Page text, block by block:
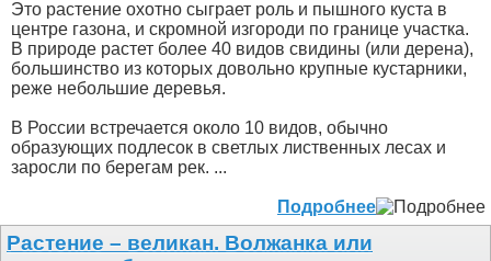
Это растение охотно сыграет роль и пышного куста в
центре газона, и скромной изгороди по границе участка.
В природе растет более 40 видов свидины (или дерена),
большинство из которых довольно крупные кустарники,
реже небольшие деревья.
В России встречается около 10 видов, обычно
образующих подлесок в светлых лиственных лесах и
заросли по берегам рек. ...
Подробнее
Растение – великан. Волжанка или